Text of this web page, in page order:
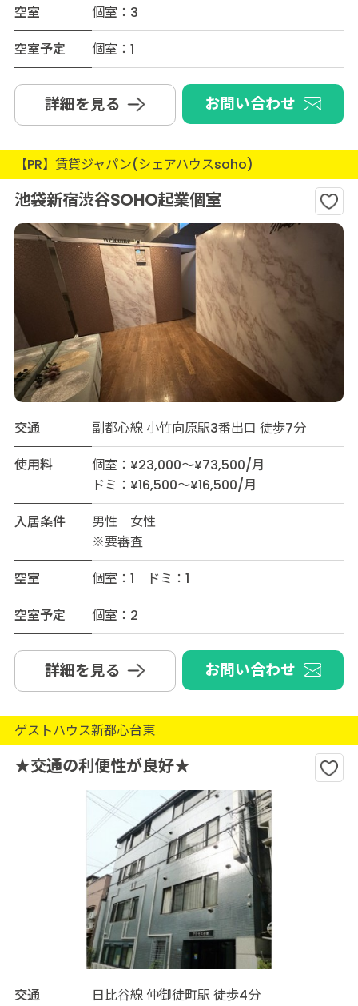
空室
個室：3
空室予定
個室：1
詳細を見る お問い合わせ
【PR】賃貸ジャパン(シェアハウスsoho)
池袋新宿渋谷SOHO起業個室
交通
副都心線 小竹向原駅3番出口 徒歩7分
使用料
個室：¥23,000～¥73,500/月
ドミ：¥16,500～¥16,500/月
入居条件
男性 女性
※要審査
空室
個室：1 ドミ：1
空室予定
個室：2
詳細を見る お問い合わせ
ゲストハウス新都心台東
★交通の利便性が良好★
交通
日比谷線 仲御徒町駅 徒歩4分